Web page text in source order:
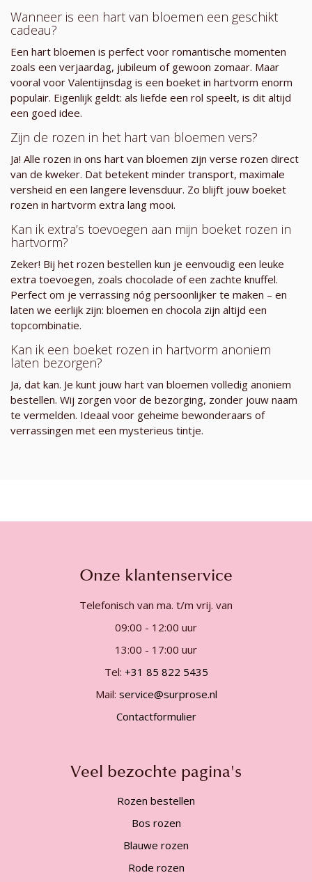
Wanneer is een hart van bloemen een geschikt
cadeau?
Een hart bloemen is perfect voor romantische momenten
zoals een verjaardag, jubileum of gewoon zomaar. Maar
vooral voor Valentijnsdag is een boeket in hartvorm enorm
populair. Eigenlijk geldt: als liefde een rol speelt, is dit altijd
een goed idee.
Zijn de rozen in het hart van bloemen vers?
Ja! Alle rozen in ons hart van bloemen zijn verse rozen direct
van de kweker. Dat betekent minder transport, maximale
versheid en een langere levensduur. Zo blijft jouw boeket
rozen in hartvorm extra lang mooi.
Kan ik extra’s toevoegen aan mijn boeket rozen in
hartvorm?
Zeker! Bij het rozen bestellen kun je eenvoudig een leuke
extra toevoegen, zoals chocolade of een zachte knuffel.
Perfect om je verrassing nóg persoonlijker te maken – en
laten we eerlijk zijn: bloemen en chocola zijn altijd een
topcombinatie.
Kan ik een boeket rozen in hartvorm anoniem
laten bezorgen?
Ja, dat kan. Je kunt jouw hart van bloemen volledig anoniem
bestellen. Wij zorgen voor de bezorging, zonder jouw naam
te vermelden. Ideaal voor geheime bewonderaars of
verrassingen met een mysterieus tintje.
Onze klantenservice
Telefonisch van ma. t/m vrij. van
09:00 - 12:00 uur
13:00 - 17:00 uur
Tel: +31 85 822 5435
Mail: service@surprose.nl
Contactformulier
Veel bezochte pagina's
Rozen bestellen
Bos rozen
Blauwe rozen
Rode rozen